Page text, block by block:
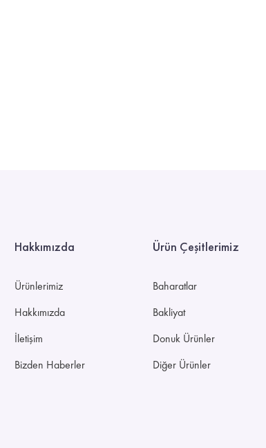
Hakkımızda
Ürünlerimiz
Hakkımızda
İletişim
Bizden Haberler
Ürün Çeşitlerimiz
Baharatlar
Bakliyat
Donuk Ürünler
Diğer Ürünler